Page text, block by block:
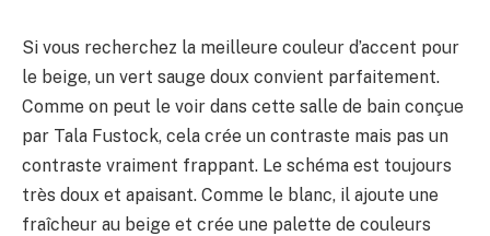
Si vous recherchez la meilleure couleur d’accent pour
le beige, un vert sauge doux convient parfaitement.
Comme on peut le voir dans cette salle de bain conçue
par Tala Fustock, cela crée un contraste mais pas un
contraste vraiment frappant. Le schéma est toujours
très doux et apaisant. Comme le blanc, il ajoute une
fraîcheur au beige et crée une palette de couleurs